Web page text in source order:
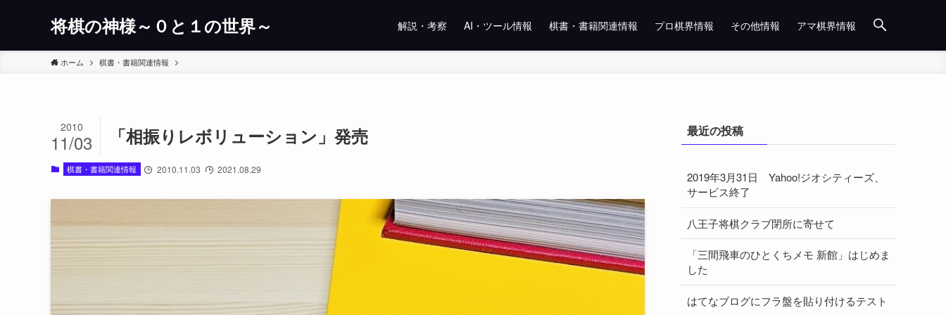
将棋の神様～０と１の世界～ 解説・考察 AI・ツール情報 棋書・書籍関連情報 プロ棋界情報 その他情報 アマ棋界情報
ホーム 棋書・書籍関連情報
「相振りレボリューション」発売
2010
11/03
棋書・書籍関連情報 2010.11.03 2021.08.29
最近の投稿
2019年3月31日 Yahoo!ジオシティーズ、
サービス終了
八王子将棋クラブ閉所に寄せて
「三間飛車のひとくちメモ 新館」はじめま
した
はてなブログにフラ盤を貼り付けるテスト